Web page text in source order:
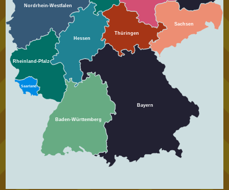
Thüringen
Sachsen
Saarland
Rheinland-Pfalz
Nordrhein-Westfalen
Hessen
Bayern
Baden-Württemberg